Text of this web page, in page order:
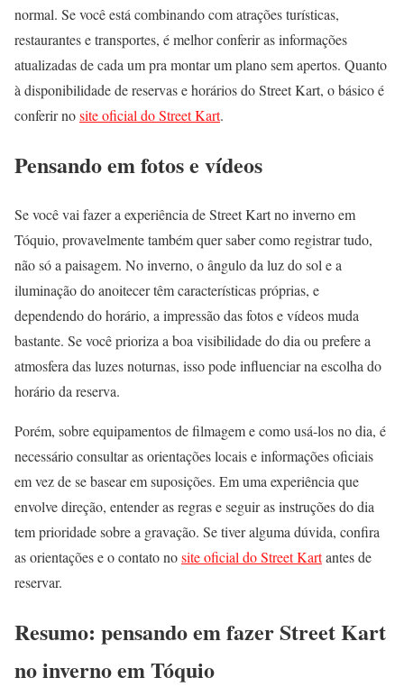
normal. Se você está combinando com atrações turísticas,
restaurantes e transportes, é melhor conferir as informações
atualizadas de cada um pra montar um plano sem apertos. Quanto
à disponibilidade de reservas e horários do Street Kart, o básico é
conferir nosite oficial do Street Kart.
Pensando em fotos e vídeos
Se você vai fazer a experiência de Street Kart no inverno em
Tóquio, provavelmente também quer saber como registrar tudo,
não só a paisagem. No inverno, o ângulo da luz do sol e a
iluminação do anoitecer têm características próprias, e
dependendo do horário, a impressão das fotos e vídeos muda
bastante. Se você prioriza a boa visibilidade do dia ou prefere a
atmosfera das luzes noturnas, isso pode influenciar na escolha do
horário da reserva.
Porém, sobre equipamentos de filmagem e como usá-los no dia, é
necessário consultar as orientações locais e informações oficiais
em vez de se basear em suposições. Em uma experiência que
envolve direção, entender as regras e seguir as instruções do dia
tem prioridade sobre a gravação. Se tiver alguma dúvida, confira
as orientações e o contato nosite oficial do Street Kartantes de
reservar.
Resumo: pensando em fazer Street Kart
no inverno em Tóquio